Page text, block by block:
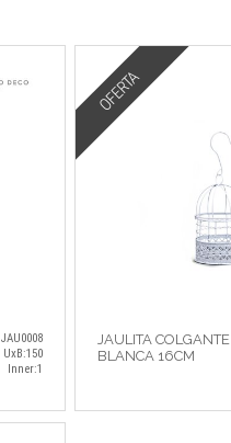
JAU0008
UxB:150
Inner:1
OFERTA
JAULITA COLGANTE
BLANCA 16CM